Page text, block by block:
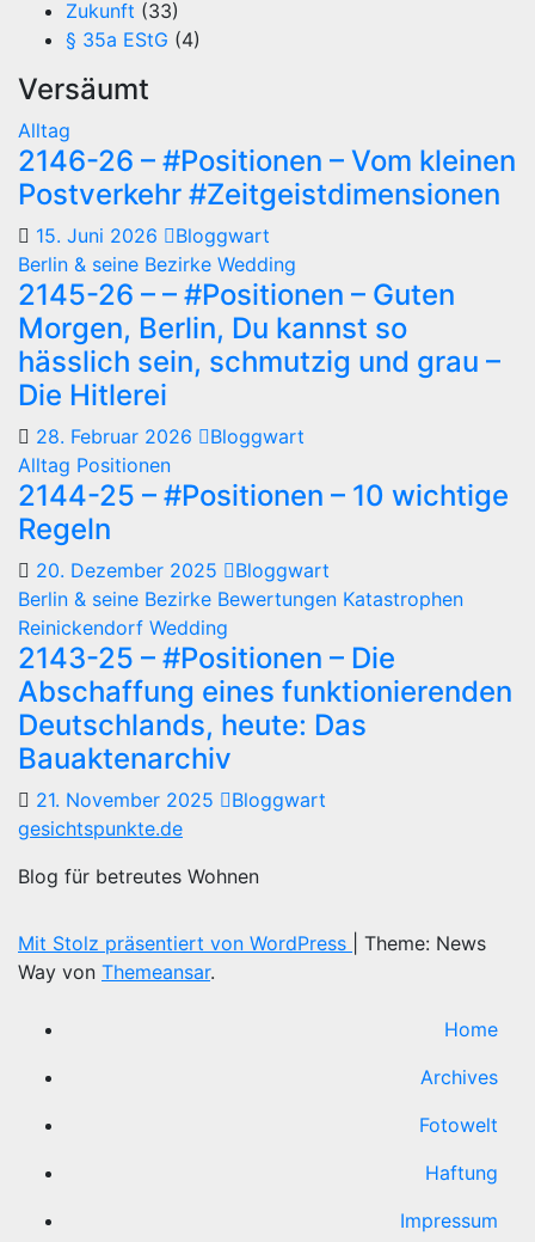
Zukunft (33)
§ 35a EStG (4)
Versäumt
Alltag
2146-26 – #Positionen – Vom kleinen
Postverkehr #Zeitgeistdimensionen
15. Juni 2026
Bloggwart
Berlin & seine Bezirke Wedding
2145-26 – – #Positionen – Guten
Morgen, Berlin, Du kannst so
hässlich sein, schmutzig und grau –
Die Hitlerei
28. Februar 2026
Bloggwart
Alltag Positionen
2144-25 – #Positionen – 10 wichtige
Regeln
20. Dezember 2025
Bloggwart
Berlin & seine Bezirke Bewertungen Katastrophen
Reinickendorf Wedding
2143-25 – #Positionen – Die
Abschaffung eines funktionierenden
Deutschlands, heute: Das
Bauaktenarchiv
21. November 2025
Bloggwart
gesichtspunkte.de
Blog für betreutes Wohnen
Mit Stolz präsentiert von WordPress
Theme: News
Way von Themeansar.
Home
Archives
Fotowelt
Haftung
Impressum